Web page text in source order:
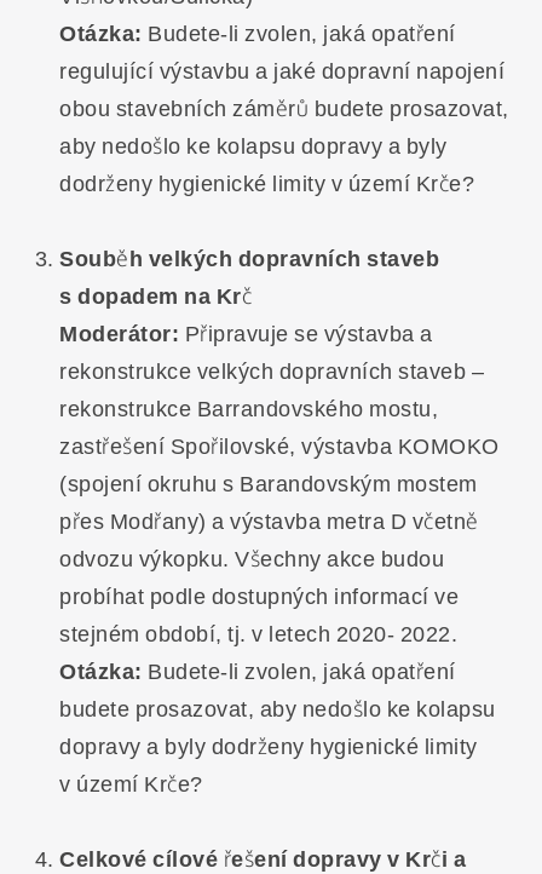
Otázka: Budete-li zvolen, jaká opatření
regulující výstavbu a jaké dopravní napojení
obou stavebních záměrů budete prosazovat,
aby nedošlo ke kolapsu dopravy a byly
dodrženy hygienické limity v území Krče?
Souběh velkých dopravních staveb
s dopadem na Krč
Moderátor: Připravuje se výstavba a
rekonstrukce velkých dopravních staveb –
rekonstrukce Barrandovského mostu,
zastřešení Spořilovské, výstavba KOMOKO
(spojení okruhu s Barandovským mostem
přes Modřany) a výstavba metra D včetně
odvozu výkopku. Všechny akce budou
probíhat podle dostupných informací ve
stejném období, tj. v letech 2020- 2022.
Otázka: Budete-li zvolen, jaká opatření
budete prosazovat, aby nedošlo ke kolapsu
dopravy a byly dodrženy hygienické limity
v území Krče?
Celkové cílové řešení dopravy v Krči a